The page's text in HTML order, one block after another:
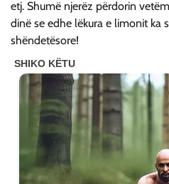
etj. Shumë njerëz përdorin
dinë se edhe lëkura e limonit ka
shëndetësore!